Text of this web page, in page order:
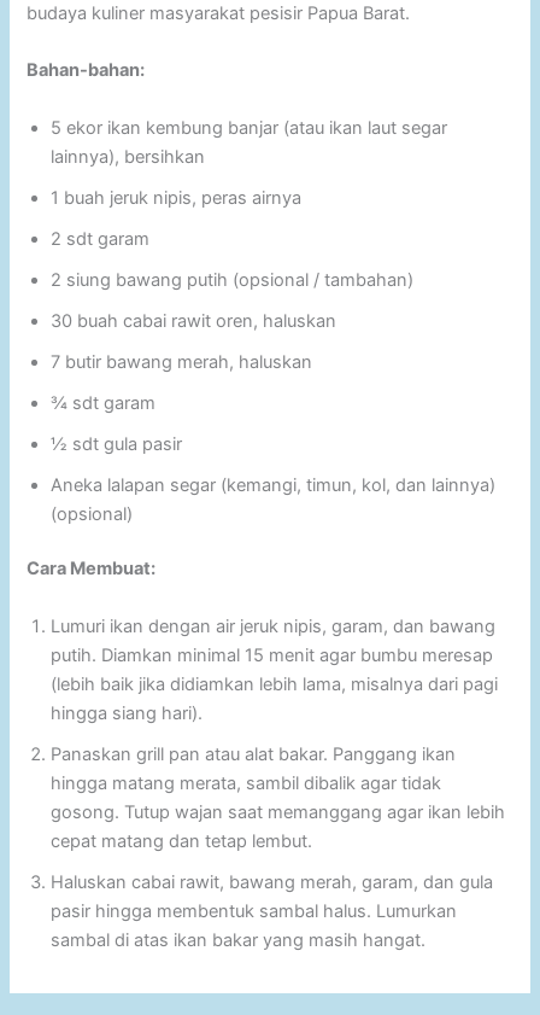
budaya kuliner masyarakat pesisir Papua Barat.
Bahan-bahan:
5 ekor ikan kembung banjar (atau ikan laut segar
lainnya), bersihkan
1 buah jeruk nipis, peras airnya
2 sdt garam
2 siung bawang putih (opsional / tambahan)
30 buah cabai rawit oren, haluskan
7 butir bawang merah, haluskan
¾ sdt garam
½ sdt gula pasir
Aneka lalapan segar (kemangi, timun, kol, dan lainnya)
(opsional)
Cara Membuat:
Lumuri ikan dengan air jeruk nipis, garam, dan bawang
putih. Diamkan minimal 15 menit agar bumbu meresap
(lebih baik jika didiamkan lebih lama, misalnya dari pagi
hingga siang hari).
Panaskan grill pan atau alat bakar. Panggang ikan
hingga matang merata, sambil dibalik agar tidak
gosong. Tutup wajan saat memanggang agar ikan lebih
cepat matang dan tetap lembut.
Haluskan cabai rawit, bawang merah, garam, dan gula
pasir hingga membentuk sambal halus. Lumurkan
sambal di atas ikan bakar yang masih hangat.